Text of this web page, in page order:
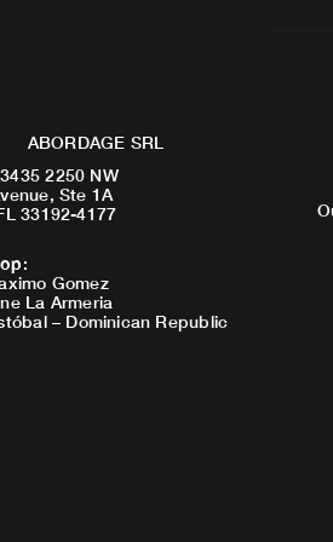
ABORDAGE SRL
2250 NW
Ste 1A
33192-4177
:
Gomez
La Armeria
– Dominican Republic